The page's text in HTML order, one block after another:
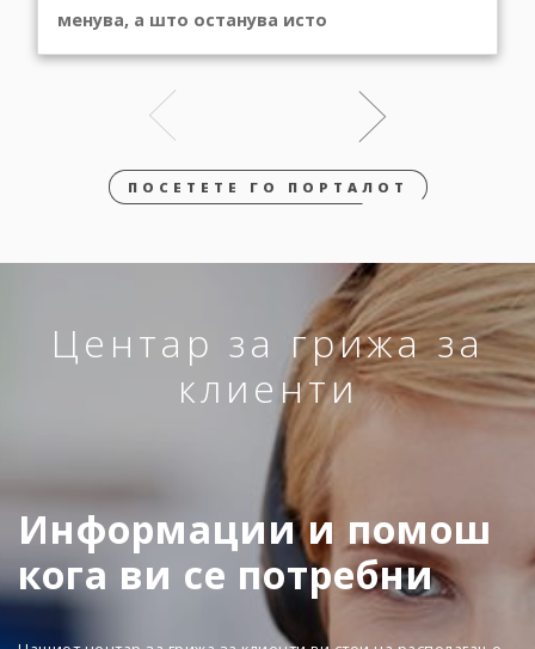
менува, а што останува исто
ПОСЕТЕТЕ ГО ПОРТАЛОТ
Центар за грижа за
клиенти
Информации и помош
кога ви се потребни